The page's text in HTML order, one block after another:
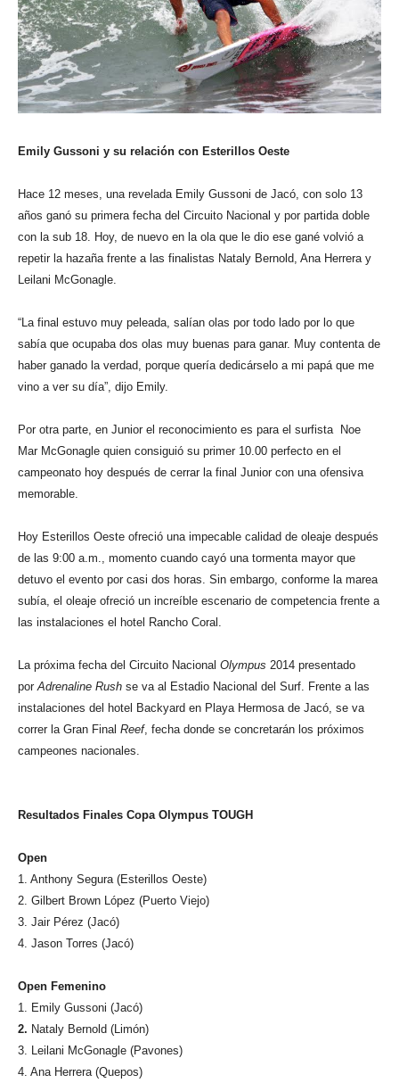
Emily Gussoni y su relación con Esterillos Oeste
Hace 12 meses, una revelada Emily Gussoni de Jacó, con solo 13
años ganó su primera fecha del Circuito Nacional y por partida doble
con la sub 18. Hoy, de nuevo en la ola que le dio ese gané volvió a
repetir la hazaña frente a las finalistas Nataly Bernold, Ana Herrera y
Leilani McGonagle.
“La final estuvo muy peleada, salían olas por todo lado por lo que
sabía que ocupaba dos olas muy buenas para ganar. Muy contenta de
haber ganado la verdad, porque quería dedicárselo a mi papá que me
vino a ver su día”, dijo Emily.
Por otra parte, en Junior el reconocimiento es para el surfista Noe
Mar McGonagle quien consiguió su primer 10.00 perfecto en el
campeonato hoy después de cerrar la final Junior con una ofensiva
memorable.
Hoy Esterillos Oeste ofreció una impecable calidad de oleaje después
de las 9:00 a.m., momento cuando cayó una tormenta mayor que
detuvo el evento por casi dos horas. Sin embargo, conforme la marea
subía, el oleaje ofreció un increíble escenario de competencia frente a
las instalaciones el hotel Rancho Coral.
La próxima fecha del Circuito Nacional Olympus 2014 presentado
por Adrenaline Rush se va al Estadio Nacional del Surf. Frente a las
instalaciones del hotel Backyard en Playa Hermosa de Jacó, se va
correr la Gran Final Reef, fecha donde se concretarán los próximos
campeones nacionales.
Resultados Finales Copa Olympus TOUGH
Open
1. Anthony Segura (Esterillos Oeste)
2. Gilbert Brown López (Puerto Viejo)
3. Jair Pérez (Jacó)
4. Jason Torres (Jacó)
Open Femenino
1. Emily Gussoni (Jacó)
2. Nataly Bernold (Limón)
3. Leilani McGonagle (Pavones)
4. Ana Herrera (Quepos)